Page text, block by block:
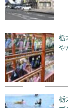
栃
や
栃